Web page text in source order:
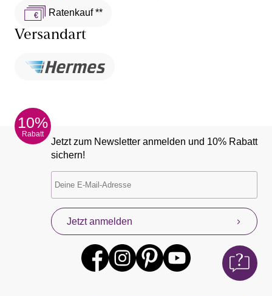
Ratenkauf **
Versandart
10%
Rabatt
Jetzt zum Newsletter anmelden und 10% Rabatt
sichern!
Jetzt anmelden